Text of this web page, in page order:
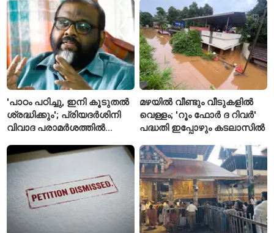
കർഷകർ
'പാഠം പഠിച്ചു, ഇനി കൂടുതൽ
ശ്രദ്ധിക്കും'; പ്രിയദർശിനി
വിവാദ പരാമർശത്തിൽ
സി.പി. ജോൺ
മഴയിൽ വീണ്ടും വീടുകളിൽ
വെള്ളം; 'റൂം ഫോർ ദ റിവർ'
പദ്ധതി ഇപ്പോഴും കടലാസിൽ